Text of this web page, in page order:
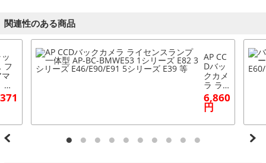
関連性のある商品
フ
車
B
E
ダ
AP CC
Dバッ
クカメ
ラ ラ
イセン
スラン
プ一体
型 AP-
6,860
円